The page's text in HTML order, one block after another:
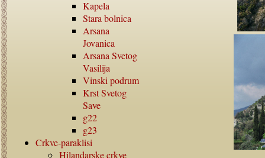
Kapela
Stara bolnica
Arsana
Jovanica
Arsana Svetog
Vasilija
Vinski podrum
Krst Svetog
Save
g22
g23
Crkve-paraklisi
Hilandarske crkve